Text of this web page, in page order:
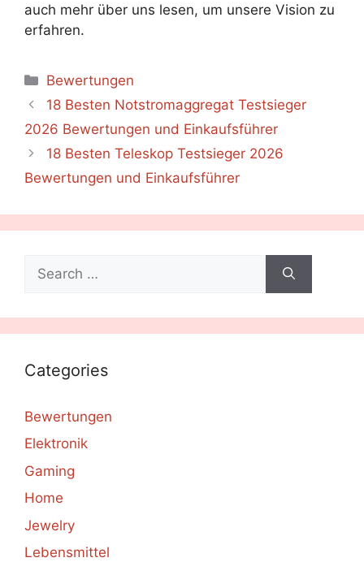
auch mehr über uns lesen, um unsere Vision zu
erfahren.
Categories
Bewertungen
18 Besten Notstromaggregat Testsieger
2026 Bewertungen und Einkaufsführer
18 Besten Teleskop Testsieger 2026
Bewertungen und Einkaufsführer
for:
Categories
Bewertungen
Elektronik
Gaming
Home
Jewelry
Lebensmittel